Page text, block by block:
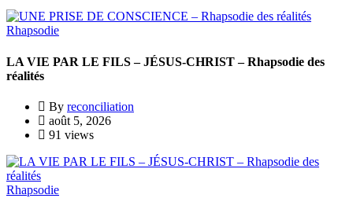
Rhapsodie
LA VIE PAR LE FILS – JÉSUS-CHRIST – Rhapsodie des
réalités
By reconciliation
août 5, 2026
91 views
Rhapsodie